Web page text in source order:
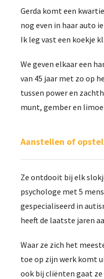
Gerda komt een
nog even in haar auto
Ik leg vast een koekje
We geven elkaar een
van 45 jaar met zo op
tussen power en
munt, gember en
Aanstellen of
Ze ontdooit bij elk
psychologe met 5
gespecialiseerd in
heeft de laatste jaren
Waar ze zich het
toe op zijn werk komt
ook bij cliënten gaat